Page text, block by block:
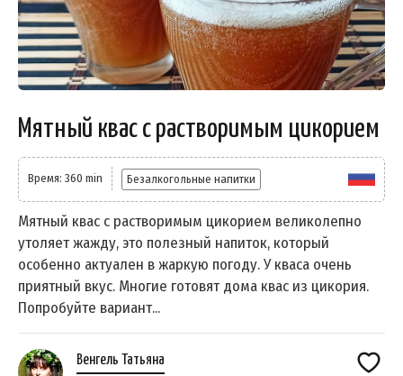
Мятный квас с растворимым цикорием
Время: 360 min Безалкогольные напитки
Мятный квас с растворимым цикорием великолепно
утоляет жажду, это полезный напиток, который
особенно актуален в жаркую погоду. У кваса очень
приятный вкус. Многие готовят дома квас из цикория.
Попробуйте вариант...
Венгель Татьяна